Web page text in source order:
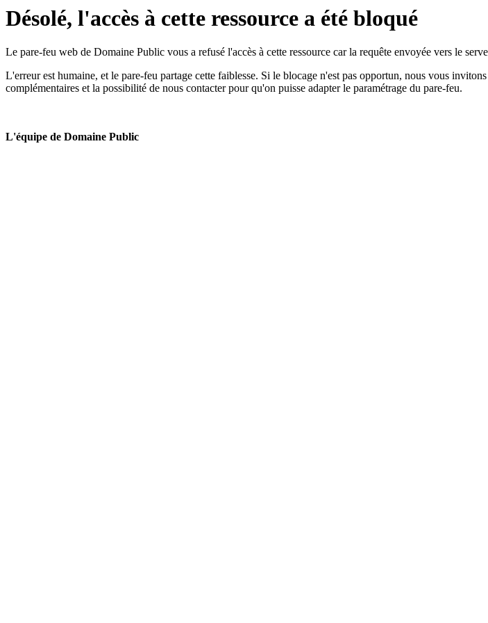
Désolé, l'accès à cette ressource a été bloqué
Le pare-feu web de Domaine Public vous a refusé l'accès à cette ressource car la requête envoyée vers le
L'erreur est humaine, et le pare-feu partage cette faiblesse. Si le blocage n'est pas opportun, nous vous
complémentaires et la possibilité de nous contacter pour qu'on puisse adapter le paramétrage du pare-feu.
L'équipe de Domaine Public